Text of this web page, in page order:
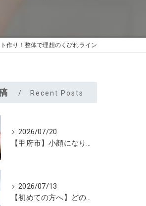
作り！整体で理想のくびれライン
Recent Posts
2026/07/20
【甲府市】小顔になりたいなら夏こそユルーフがおすすめ！たるみケアは早めが大切
2026/07/13
【初めての方へ】どのメニューを選べばいいのか迷っていませんか？